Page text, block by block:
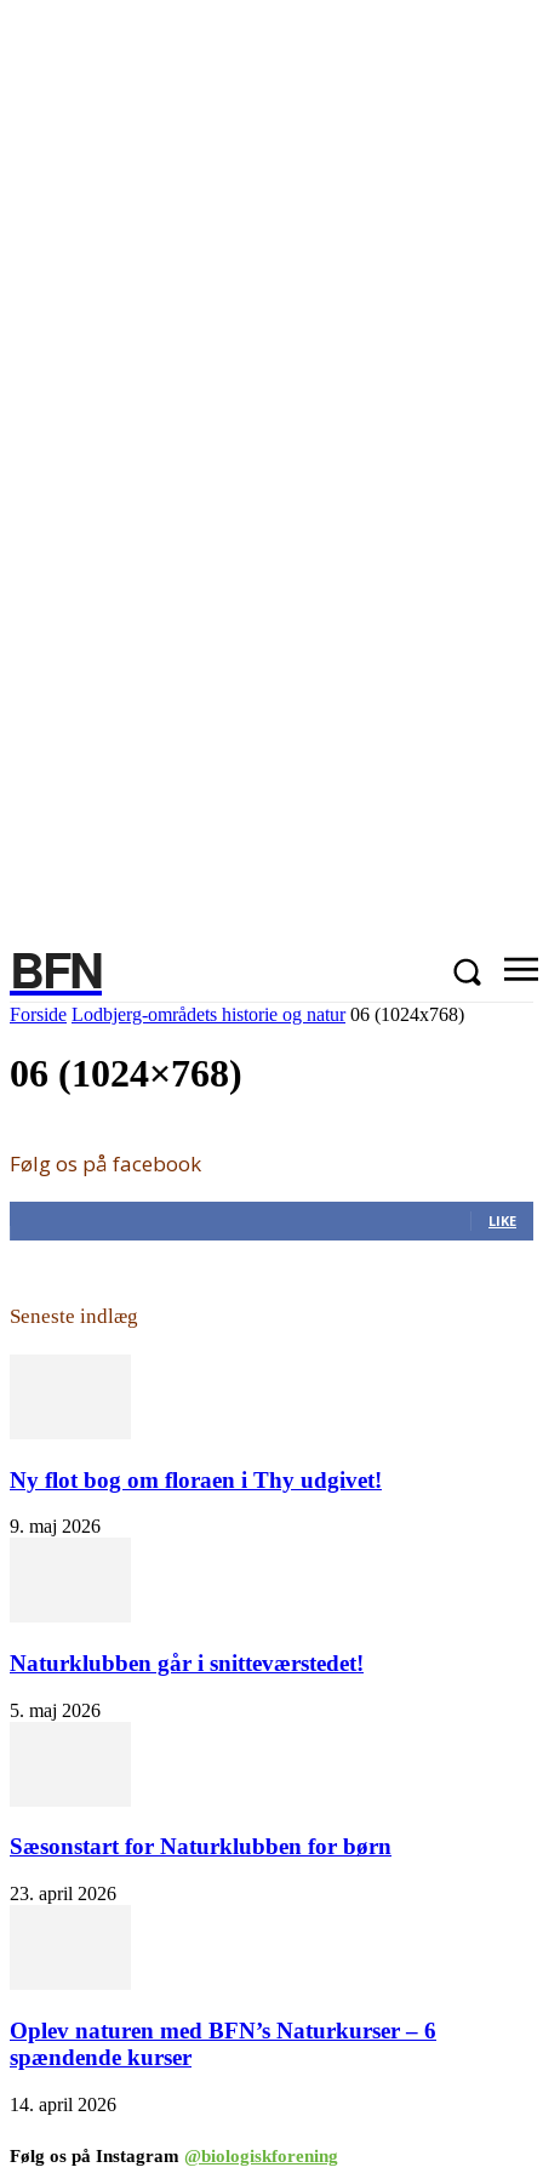
BFN
Forside Lodbjerg-områdets historie og natur 06 (1024x768)
06 (1024×768)
Følg os på facebook
LIKE
Seneste indlæg
Ny flot bog om floraen i Thy udgivet!
9. maj 2026
Naturklubben går i snitteværstedet!
5. maj 2026
Sæsonstart for Naturklubben for børn
23. april 2026
Oplev naturen med BFN’s Naturkurser – 6
spændende kurser
14. april 2026
Følg os på Instagram @biologiskforening